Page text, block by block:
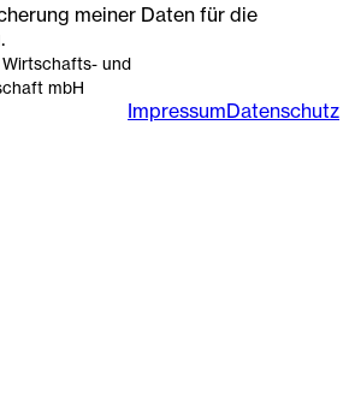
meiner Daten für die
Wirtschafts- und
mbH
ImpressumDatenschutz